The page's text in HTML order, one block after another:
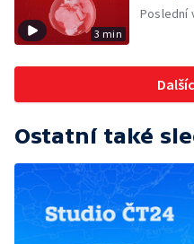
3 min
Poslední
Ostatní také